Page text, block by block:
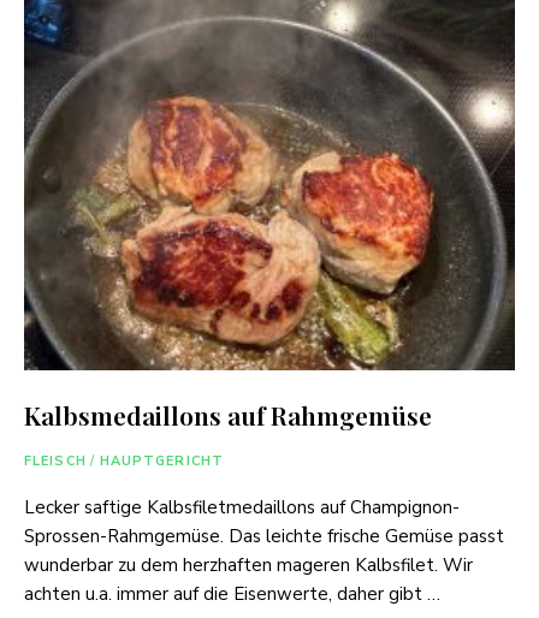
Kalbsmedaillons auf Rahmgemüse
FLEISCH / HAUPTGERICHT
Lecker saftige Kalbsfiletmedaillons auf Champignon-
Sprossen-Rahmgemüse. Das leichte frische Gemüse passt
wunderbar zu dem herzhaften mageren Kalbsfilet. Wir
achten u.a. immer auf die Eisenwerte, daher gibt …